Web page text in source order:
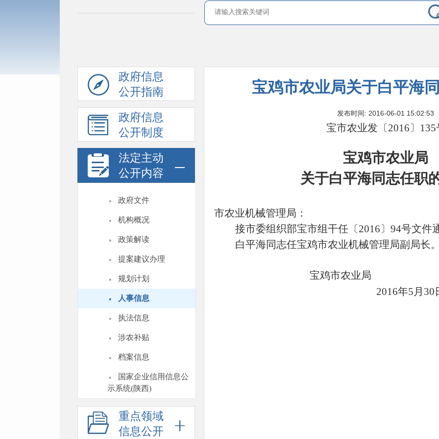
政府信息
公开指南
政府信息
公开制度
法定主动
公开内容
· 政府文件
· 机构概况
· 政策解读
· 提案建议办理
· 规划计划
· 人事信息
· 执法信息
· 涉农补贴
· 档案信息
·
国家企业信用信息公
示系统(陕西)
重点领域
信息公开
宝鸡市农业局关于白平海
发布时间: 2016-06-01 15:02:53
宝市农业发〔2016〕 135
宝鸡市农业局
关于白平海同志任职
市农业机械管理局：
接市委组织部宝市组干任〔2016〕 94号文件
白平海同志任宝鸡市农业机械管理局副局长。
宝鸡市农业局
2016年5月 30